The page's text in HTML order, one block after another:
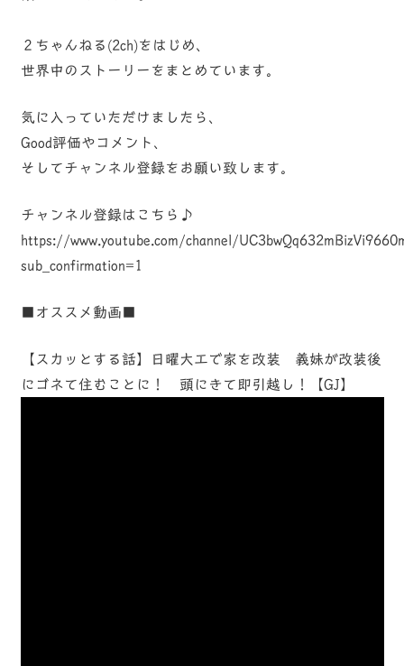
２ちゃんねる(2ch)をはじめ、
世界中のストーリーをまとめています。
気に入っていただけましたら、
Good評価やコメント、
そしてチャンネル登録をお願い致します。
チャンネル登録はこちら♪
https://www.youtube.com/channel/
sub_confirmation=1
■オススメ動画■
【スカッとする話】日曜大工で家を改装 義妹が改装後
にゴネて住むことに！ 頭にきて即引越し！【GJ】